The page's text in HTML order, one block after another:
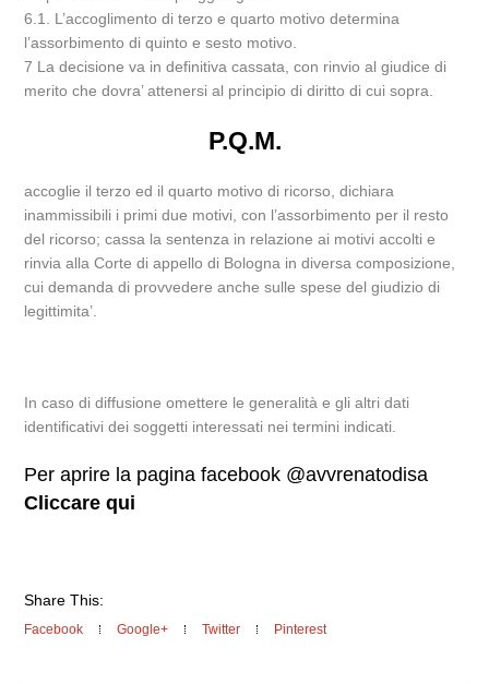
6.1. L’accoglimento di terzo e quarto motivo determina
l’assorbimento di quinto e sesto motivo.
7 La decisione va in definitiva cassata, con rinvio al giudice di
merito che dovra’ attenersi al principio di diritto di cui sopra.
P.Q.M.
accoglie il terzo ed il quarto motivo di ricorso, dichiara
inammissibili i primi due motivi, con l’assorbimento per il resto
del ricorso; cassa la sentenza in relazione ai motivi accolti e
rinvia alla Corte di appello di Bologna in diversa composizione,
cui demanda di provvedere anche sulle spese del giudizio di
legittimita’.
In caso di diffusione omettere le generalità e gli altri dati
identificativi dei soggetti interessati nei termini indicati.
Per aprire la pagina facebook @avvrenatodisa
Cliccare qui
Share This:
Facebook Google+ Twitter Pinterest